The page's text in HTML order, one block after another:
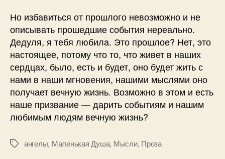
Но избавиться от прошлого невозможно и не
описывать прошедшие события нереально.
Дедуля, я тебя любила. Это прошлое? Нет, это
настоящее, потому что то, что живет в наших
сердцах, было, есть и будет, оно будет жить с
нами в наши мгновения, нашими мыслями оно
получает вечную жизнь. Возможно в этом и есть
наше призвание — дарить событиям и нашим
любимым людям вечную жизнь?
Меткиангелы, Маленькая Душа, Мысли, Проза